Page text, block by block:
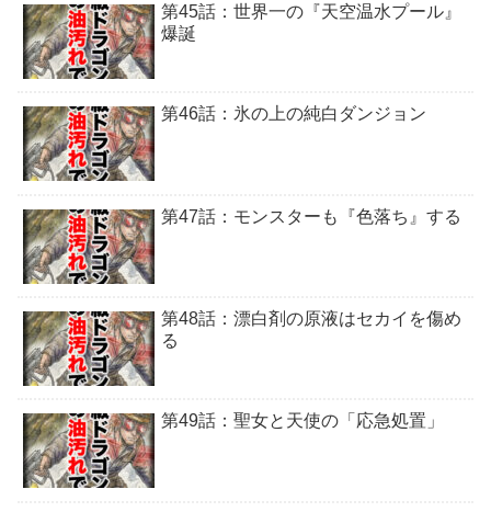
第45話：世界一の『天空温水プール』
爆誕
第46話：氷の上の純白ダンジョン
第47話：モンスターも『色落ち』する
第48話：漂白剤の原液はセカイを傷め
る
第49話：聖女と天使の「応急処置」